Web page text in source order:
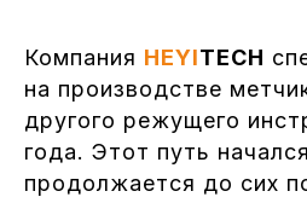
Компания HEYITECH
на производстве
другого режущего
года. Этот путь
продолжается до сих